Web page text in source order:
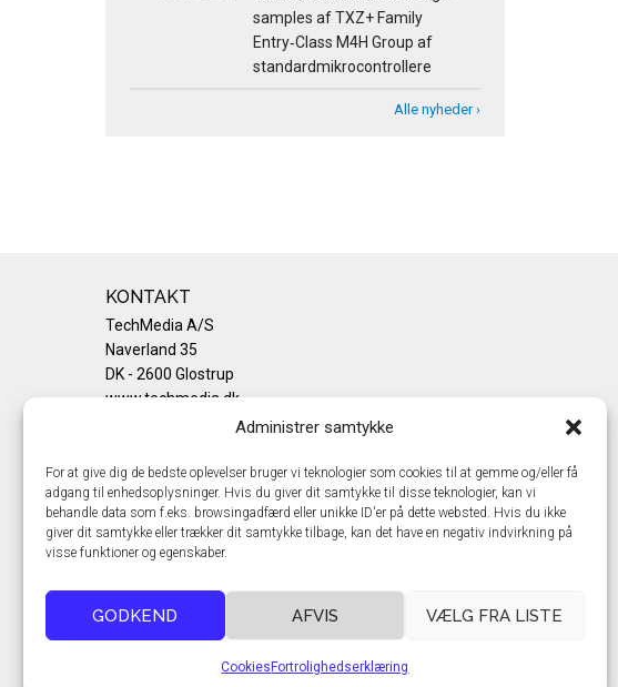
Administrer samtykke
For at give dig de bedste oplevelser bruger vi teknologier som cookies til at gemme og/eller få
adgang til enhedsoplysninger. Hvis du giver dit samtykke til disse teknologier, kan vi
behandle data som f.eks. browsingadfærd eller unikke ID'er på dette websted. Hvis du ikke
giver dit samtykke eller trækker dit samtykke tilbage, kan det have en negativ indvirkning på
visse funktioner og egenskaber.
GODKEND AFVIS VÆLG FRA LISTE
Cookies Fortrolighedserklæring
samples af TXZ+ Family
Entry‑Class M4H Group af
standardmikrocontrollere
Alle nyheder ›
KONTAKT
TechMedia A/S
Naverland 35
DK - 2600 Glostrup
www.techmedia.dk
Telefon: +45 43 24 26 28
Privatlivspolitik
Cookiepolitik